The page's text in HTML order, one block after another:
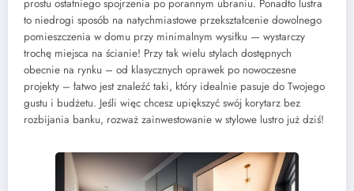
prostu ostatniego spojrzenia po porannym ubraniu. Ponadto lustra
to niedrogi sposób na natychmiastowe przekształcenie dowolnego
pomieszczenia w domu przy minimalnym wysiłku — wystarczy
trochę miejsca na ścianie! Przy tak wielu stylach dostępnych
obecnie na rynku – od klasycznych oprawek po nowoczesne
projekty – łatwo jest znaleźć taki, który idealnie pasuje do Twojego
gustu i budżetu. Jeśli więc chcesz upiększyć swój korytarz bez
rozbijania banku, rozważ zainwestowanie w stylowe lustro już dziś!